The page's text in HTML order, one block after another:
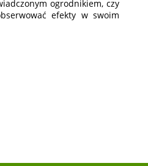
ogrodnikiem, czy
efekty w swoim